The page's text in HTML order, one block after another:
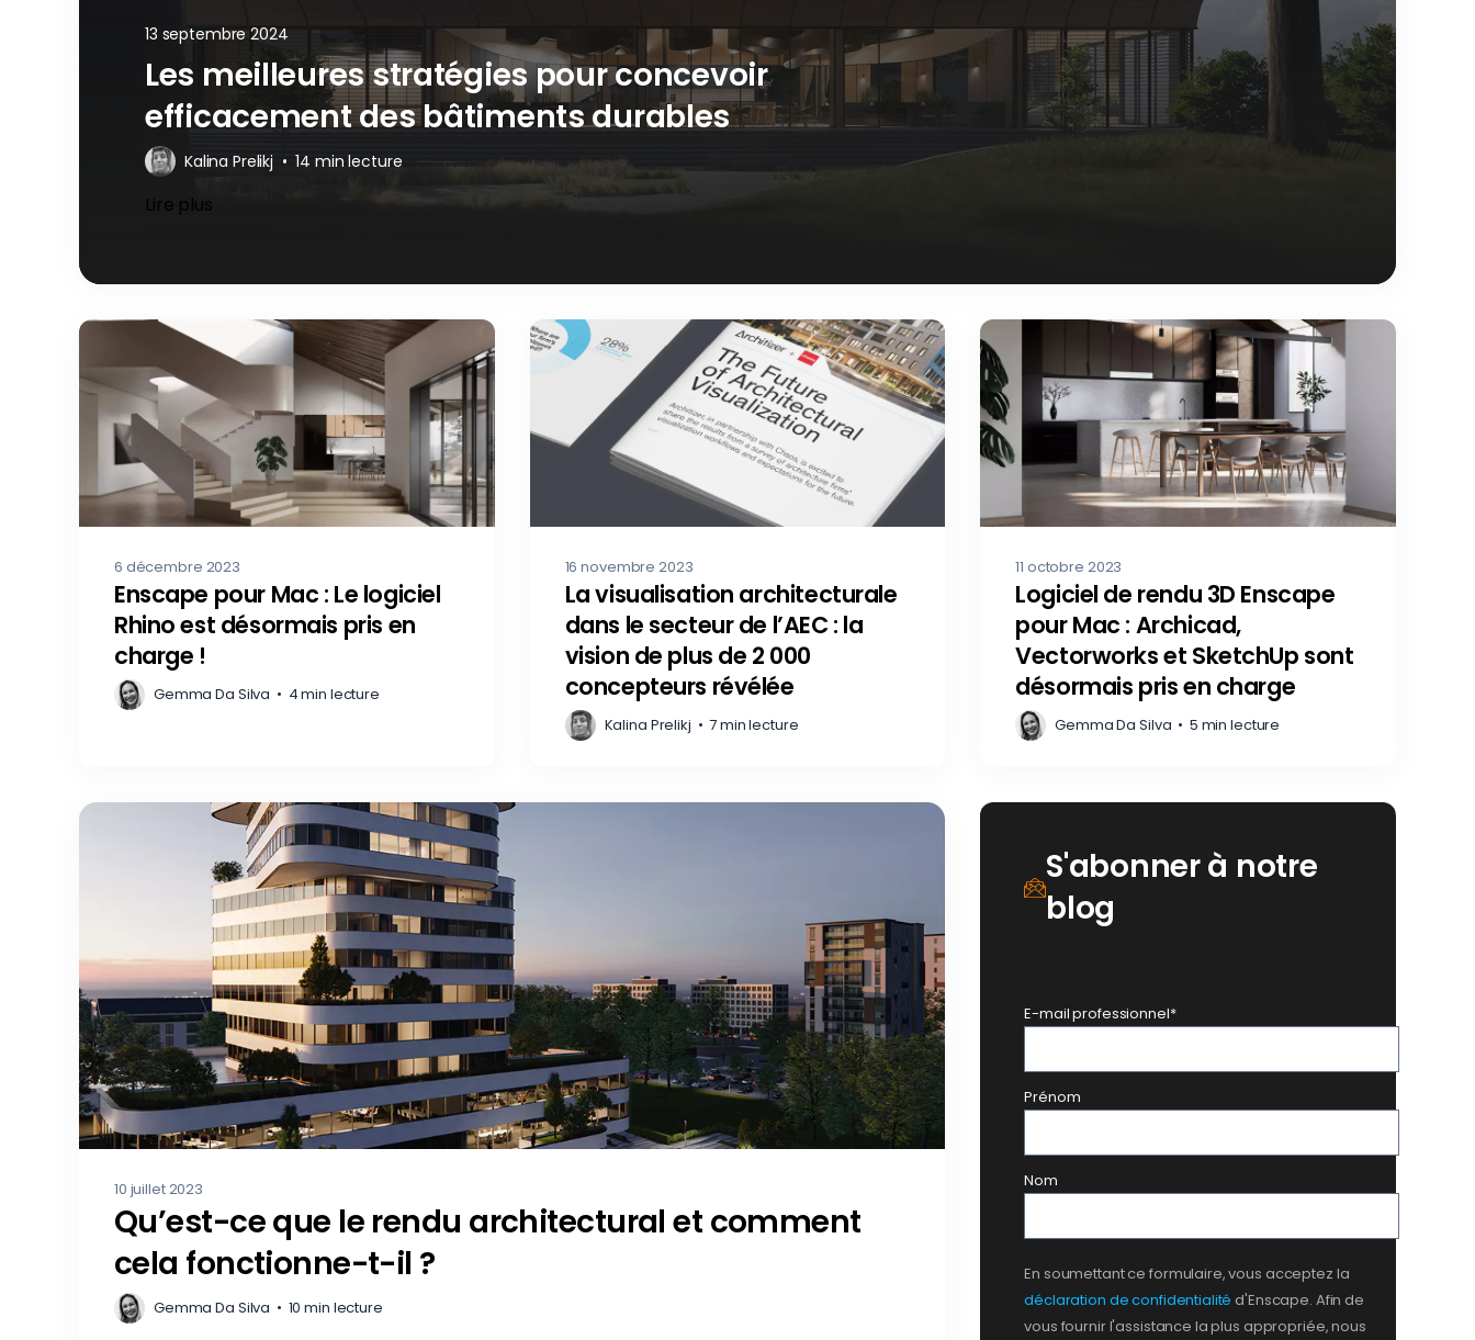
13 septembre 2024
Les meilleures stratégies pour concevoir
efficacement des bâtiments durables
Kalina Prelikj • 14 min lecture
Lire plus
6 décembre 2023
Enscape pour Mac : Le logiciel
Rhino est désormais pris en
charge !
Gemma Da Silva • 4 min lecture
16 novembre 2023
La visualisation architecturale
dans le secteur de l’AEC : la
vision de plus de 2 000
concepteurs révélée
Kalina Prelikj • 7 min lecture
11 octobre 2023
Logiciel de rendu 3D Enscape
pour Mac : Archicad,
Vectorworks et SketchUp sont
désormais pris en charge
Gemma Da Silva • 5 min lecture
10 juillet 2023
Qu’est-ce que le rendu architectural et comment
cela fonctionne-t-il ?
Gemma Da Silva • 10 min lecture
S'abonner à notre
blog
E-mail professionnel*
Prénom
Nom
En soumettant ce formulaire, vous acceptez la
déclaration de confidentialité d'Enscape. Afin de
vous fournir l'assistance la plus appropriée, nous